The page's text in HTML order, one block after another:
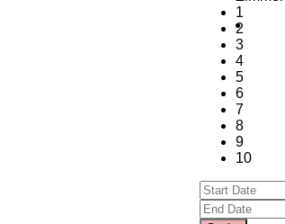
1
2
3
4
5
6
7
8
9
10